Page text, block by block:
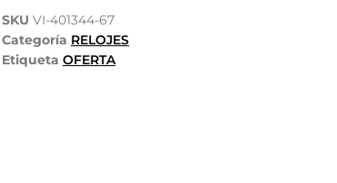
SKU VI-401344-67
Categoría RELOJES
Etiqueta OFERTA